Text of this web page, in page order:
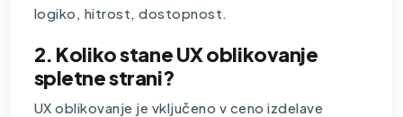
logiko, hitrost, dostopnost.
2. Koliko stane UX oblikovanje
spletne strani?
UX oblikovanje je vključeno v cenoizdelave